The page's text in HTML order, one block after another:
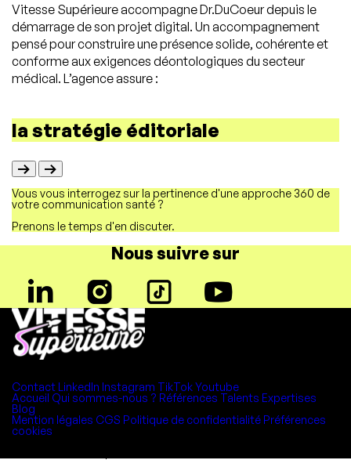
Vitesse Supérieure accompagne Dr.DuCoeur depuis le
démarrage de son projet digital. Un accompagnement
pensé pour construire une présence solide, cohérente et
conforme aux exigences déontologiques du secteur
médical. L’agence assure :
la stratégie éditoriale
Vous vous interrogez sur la pertinence d'une approche 360 de
votre communication santé ?
Prenons le temps d'en discuter.
Nous suivre sur
Contact LinkedIn Instagram TikTokYoutube
Accueil Qui sommes-nous ? Références Talents Expertises
Blog
Mention légales CGS Politique de confidentialité Préférences
cookies